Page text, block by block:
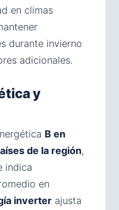
en climas
durante invierno
adicionales.
y
B en
de la región,
indica
en
inverter ajusta